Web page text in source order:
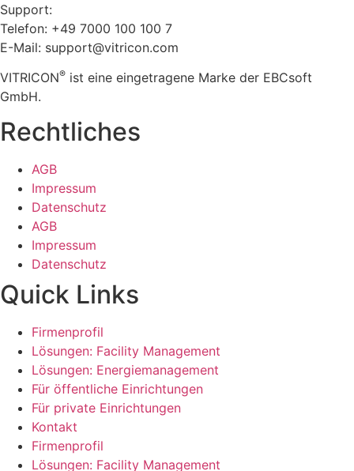
Support:
Telefon: +49 7000 100 100 7
E-Mail: support@vitricon.com
VITRICON® ist eine eingetragene Marke der EBCsoft
GmbH.
Rechtliches
AGB
Impressum
Datenschutz
AGB
Impressum
Datenschutz
Quick Links
Firmenprofil
Lösungen: Facility Management
Lösungen: Energiemanagement
Für öffentliche Einrichtungen
Für private Einrichtungen
Kontakt
Firmenprofil
Lösungen: Facility Management